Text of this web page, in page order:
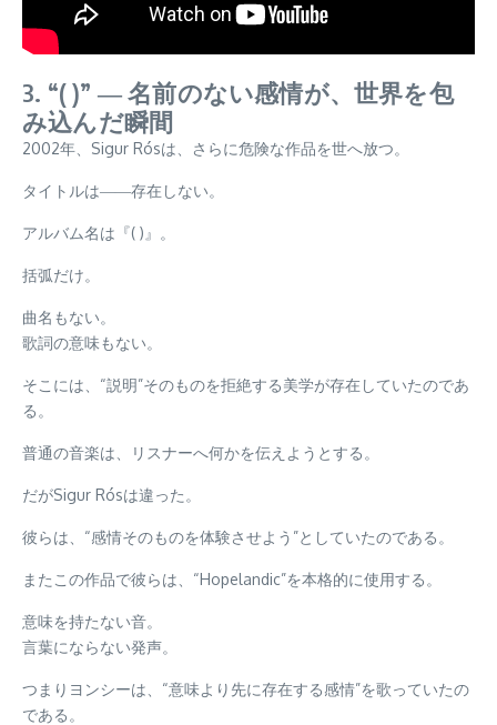
3. “( )” ― 名前のない感情が、世界を包
み込んだ瞬間
2002年、Sigur Rósは、さらに危険な作品を世へ放つ。
タイトルは――存在しない。
アルバム名は『( )』。
括弧だけ。
曲名もない。
歌詞の意味もない。
そこには、“説明”そのものを拒絶する美学が存在していたのであ
る。
普通の音楽は、リスナーへ何かを伝えようとする。
だがSigur Rósは違った。
彼らは、“感情そのものを体験させよう”としていたのである。
またこの作品で彼らは、“Hopelandic”を本格的に使用する。
意味を持たない音。
言葉にならない発声。
つまりヨンシーは、“意味より先に存在する感情”を歌っていたの
である。